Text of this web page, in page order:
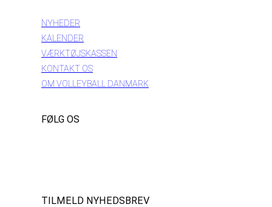
NYHEDER
KALENDER
VÆRKTØJSKASSEN
KONTAKT OS
OM VOLLEYBALL DANMARK
FØLG OS
TILMELD NYHEDSBREV